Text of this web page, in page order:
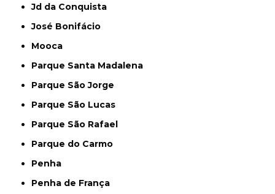
Jd da Conquista
José Bonifácio
Mooca
Parque Santa Madalena
Parque São Jorge
Parque São Lucas
Parque São Rafael
Parque do Carmo
Penha
Penha de França